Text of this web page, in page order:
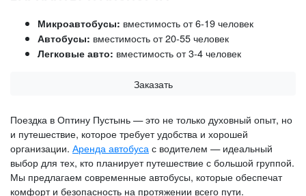
Микроавтобусы: вместимость от 6-19 человек
Автобусы: вместимость от 20-55 человек
Легковые авто: вместимость от 3-4 человек
Заказать
Поездка в Оптину Пустынь — это не только духовный опыт, но
и путешествие, которое требует удобства и хорошей
организации. Аренда автобусас водителем — идеальный
выбор для тех, кто планирует путешествие с большой группой.
Мы предлагаем современные автобусы, которые обеспечат
комфорт и безопасность на протяжении всего пути.